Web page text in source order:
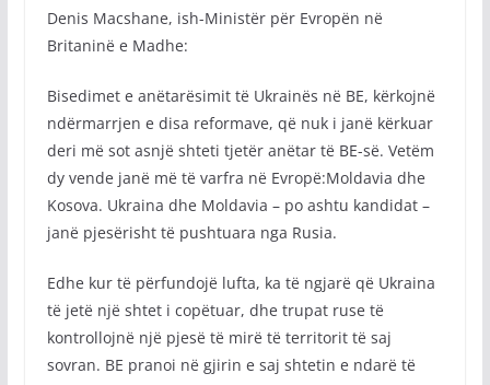
Denis Macshane, ish-Ministër për Evropën në
Britaninë e Madhe:
Bisedimet e anëtarësimit të Ukrainës në BE, kërkojnë
ndërmarrjen e disa reformave, që nuk i janë kërkuar
deri më sot asnjë shteti tjetër anëtar të BE-së. Vetëm
dy vende janë më të varfra në Evropë:Moldavia dhe
Kosova. Ukraina dhe Moldavia – po ashtu kandidat –
janë pjesërisht të pushtuara nga Rusia.
Edhe kur të përfundojë lufta, ka të ngjarë që Ukraina
të jetë një shtet i copëtuar, dhe trupat ruse të
kontrollojnë një pjesë të mirë të territorit të saj
sovran. BE pranoi në gjirin e saj shtetin e ndarë të